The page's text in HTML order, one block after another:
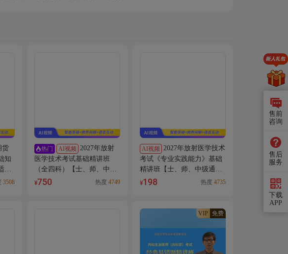
货
知
用
3508
热门 AI视频 2027年放射
医学技术考试基础精讲班
（全四科）【士、师、中级
通用】
¥750 热度 4749
AI视频 2027年放射医学技术
考试《专业实践能力》基础
精讲班【士、师、中级通
用】
¥198 热度 4735
VIP 免费
售前
咨询
售后
服务
下载
APP